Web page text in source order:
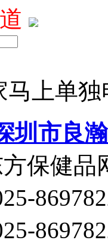
上单
圳市良
保健品